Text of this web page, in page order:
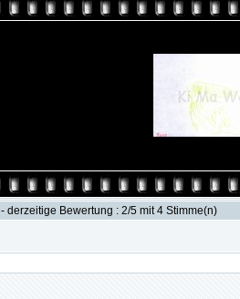
- derzeitige Bewertung : 2/5 mit 4 Stimme(n)